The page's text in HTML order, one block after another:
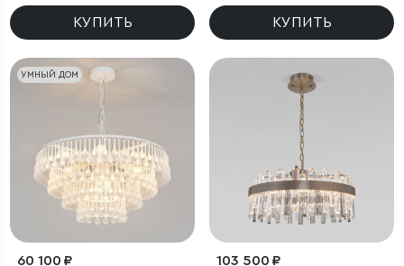
КУПИТЬ КУПИТЬ
УМНЫЙ ДОМ
60 100 ₽ 103 500 ₽